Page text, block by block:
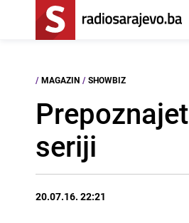
/ MAGAZIN / SHOWBIZ
seriji
20.07.16. 22:21